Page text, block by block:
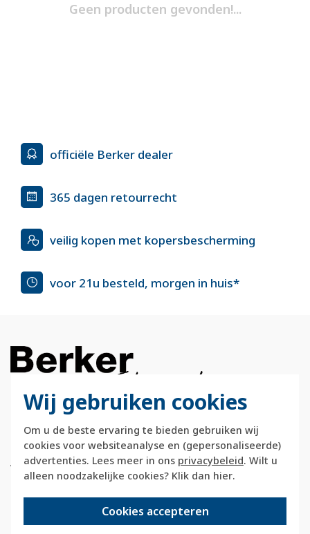
Wij gebruiken cookies
Om u de beste ervaring te bieden gebruiken wij
cookies voor websiteanalyse en (gepersonaliseerde)
advertenties. Lees meer in ons privacybeleid. Wilt u
alleen noodzakelijke cookies? Klik dan hier.
Cookies accepteren
Geen producten gevonden!...
officiële Berker dealer
365 dagen retourrecht
veilig kopen met kopersbescherming
voor 21u besteld, morgen in huis*
Berkerstore.nl is onderdeel van e-Stores
International B.V. en geen webwinkel of
onderdeel van Hager
Vertriebsgesellschaft GmbH & Co. KG.
Telefoon:088 28 29 333
(maandag t/m vrijdag, 09:00 tot 12:00 en
13:00 tot 17:00 uur)